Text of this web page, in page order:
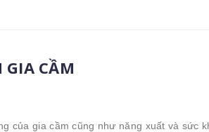
CẦM
của gia cầm cũng như năng xuất và sức